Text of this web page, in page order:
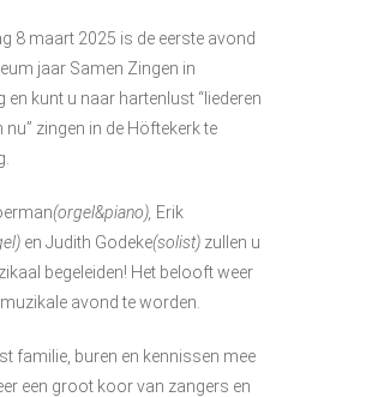
8 maart 2025 is de eerste avond
jaar Samen Zingen in
en kunt u naar hartenlust “liederen
nu” zingen in de Höftekerk te
(orgel&piano), Erik
en Judith Godeke(solist) zullen u
begeleiden! Het belooft weer
avond te worden.
familie, buren en kennissen mee
een groot koor van zangers en